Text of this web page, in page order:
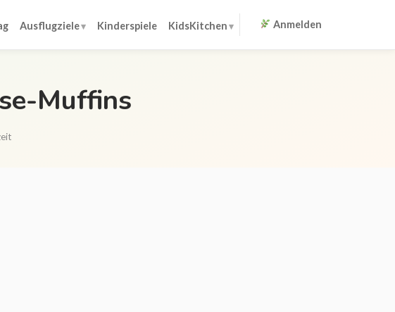
Ausflugziele Kinderspiele KidsKitchen Anmelden
Muffins